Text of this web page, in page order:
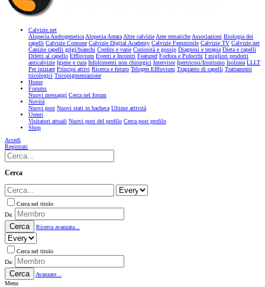
Calvizie.net
Alopecia AndrogeneticaAlopecia AreataAltre calvizieAree tematicheAssociazioni Biologia dei
capelli Calvizie Comune Calvizie Digital Academy Calvizie Femminile Calvizie TV Calvizie.net
Canizie capelli grigi/bianchi Credits e varie Curiosità e gossip Diagnosi e terapia Dieta e capelli
Difetti al capello Effluvium Eventi e Incontri Featured Forfora e Pidocchi I migliori prodotti
anticalvizie Igiene e cura Infoltimenti non chirurgici Interviste Ipertricosi/Irsutismo Isolinea LLLT
Per iniziare Principi attivi Ricerca e futuro Telogen Effluvium Trapianto di capelli Trattamenti
tricologici Tricopigmentazione
Home
Forums
Nuovi messaggi Cerca nel forum
Novità
Nuovi post Nuovi stati in bacheca Ultime attività
Utenti
Visitatori attuali Nuovi post del profilo Cerca post profilo
Shop
Accedi
Registrati
Cerca
Cerca nel titolo
Da:
Cerca Ricerca avanzata...
Cerca nel titolo
Da:
Cerca
Avanzate...
Menu